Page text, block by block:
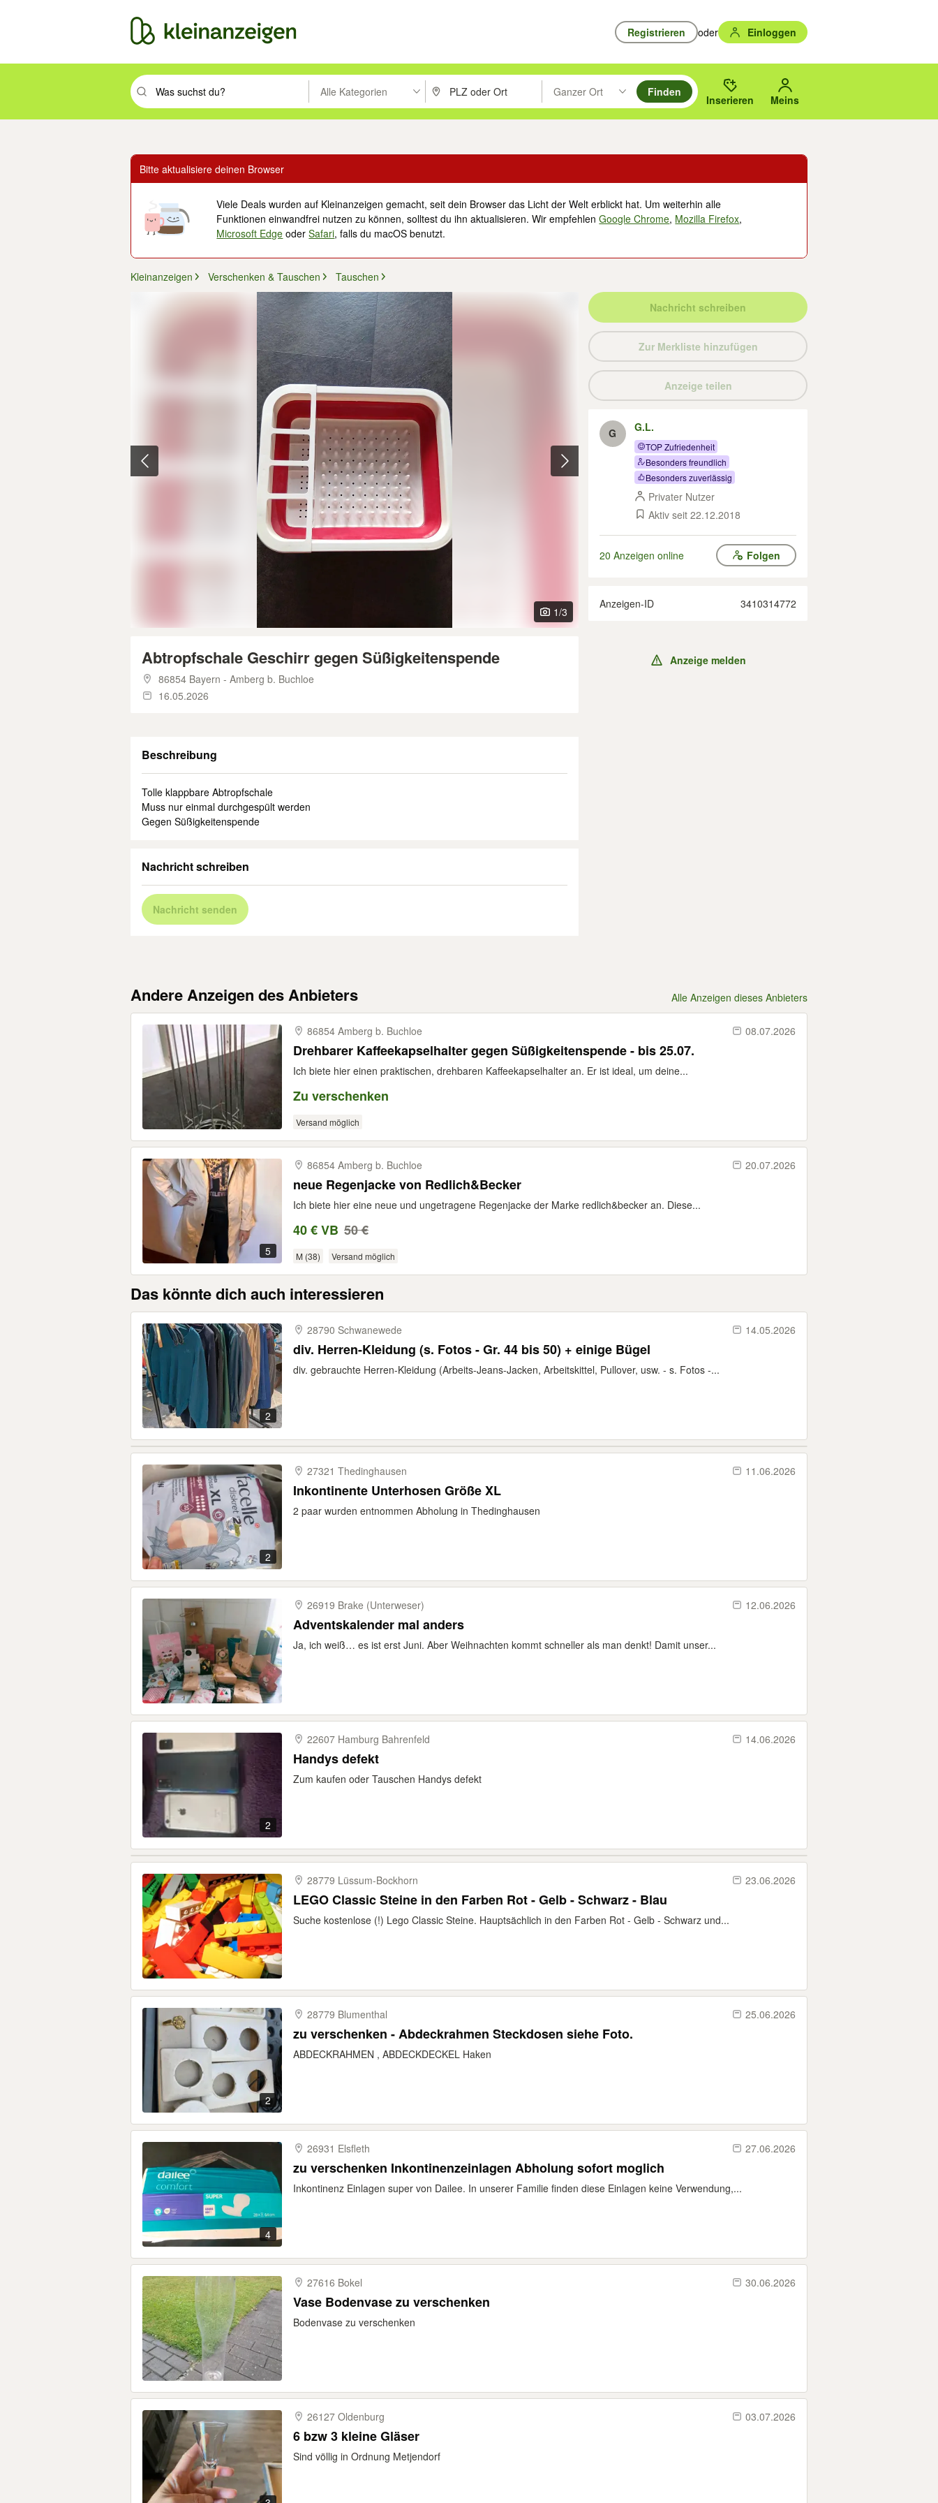
Registrieren oder Einloggen
Suchbegriff eingeben. Eingabetaste drücken um zu suchen, oder Vorschläge mit den Pfeiltasten nach oben/unten durchsuchen und mit Eingabetaste auswählen.
Alle Kategorien PLZ oder Ort eingeben. Eingabetaste drücken um zu suchen, oder Vorschläge mit den Pfeiltasten nach oben/
Ganzer Ort
Suche im Umkreis des gewählten Orts oder PLZ.
Finden
Inserieren Meins
Bitte aktualisiere deinen Browser
Viele Deals wurden auf Kleinanzeigen gemacht, seit dein Browser das Licht der Welt erblickt hat. Um weiterhin alle
Funktionen einwandfrei nutzen zu können, solltest du ihn aktualisieren. Wir empfehlenGoogle Chrome, Mozilla Firefox,
Microsoft Edge oderSafari, falls du macOS benutzt.
Kleinanzeigen Verschenken & Tauschen Tauschen
1/3
Abtropfschale Geschirr gegen Süßigkeitenspende
86854 Bayern - Amberg b. Buchloe
16.05.2026
Beschreibung
Tolle klappbare Abtropfschale
Muss nur einmal durchgespült werden
Gegen Süßigkeitenspende
Nachricht schreiben
Nachricht senden
Nachricht schreiben
Zur Merkliste hinzufügen
Anzeige teilen
G G.L.
TOP Zufriedenheit
Besonders freundlich
Besonders zuverlässig
Privater Nutzer
Aktiv seit 22.12.2018
20 Anzeigen online Folgen
Anzeigen-ID 3410314772
Anzeige melden
Andere Anzeigen des Anbieters Alle Anzeigen dieses Anbieters
86854 Amberg b. Buchloe 08.07.2026
Drehbarer Kaffeekapselhalter gegen Süßigkeitenspende - bis 25.07.
Ich biete hier einen praktischen, drehbaren Kaffeekapselhalter an. Er ist ideal, um deine...
Zu verschenken
Versand möglich
5
86854 Amberg b. Buchloe 20.07.2026
neue Regenjacke von Redlich&Becker
Ich biete hier eine neue und ungetragene Regenjacke der Marke redlich&becker an. Diese...
40 € VB 50 €
M (38) Versand möglich
Das könnte dich auch interessieren
2
28790 Schwanewede 14.05.2026
div. Herren-Kleidung (s. Fotos - Gr. 44 bis 50) + einige Bügel
div. gebrauchte Herren-Kleidung (Arbeits-Jeans-Jacken, Arbeitskittel, Pullover, usw. - s. Fotos -...
2
27321 Thedinghausen 11.06.2026
Inkontinente Unterhosen Größe XL
2 paar wurden entnommen Abholung in Thedinghausen
26919 Brake (Unterweser) 12.06.2026
Adventskalender mal anders
Ja, ich weiß… es ist erst Juni. Aber Weihnachten kommt schneller als man denkt! Damit unser...
2
22607 Hamburg Bahrenfeld 14.06.2026
Handys defekt
Zum kaufen oder Tauschen Handys defekt
28779 Lüssum-​Bockhorn 23.06.2026
LEGO Classic Steine in den Farben Rot - Gelb - Schwarz - Blau
Suche kostenlose (!) Lego Classic Steine. Hauptsächlich in den Farben Rot - Gelb - Schwarz und...
2
28779 Blumenthal 25.06.2026
zu verschenken - Abdeckrahmen Steckdosen siehe Foto.
ABDECKRAHMEN , ABDECKDECKEL Haken
4
26931 Elsfleth 27.06.2026
zu verschenken Inkontinenzeinlagen Abholung sofort moglich
Inkontinenz Einlagen super von Dailee. In unserer Familie finden diese Einlagen keine Verwendung,...
27616 Bokel 30.06.2026
Vase Bodenvase zu verschenken
Bodenvase zu verschenken
26127 Oldenburg 03.07.2026
6 bzw 3 kleine Gläser
Sind völlig in Ordnung Metjendorf